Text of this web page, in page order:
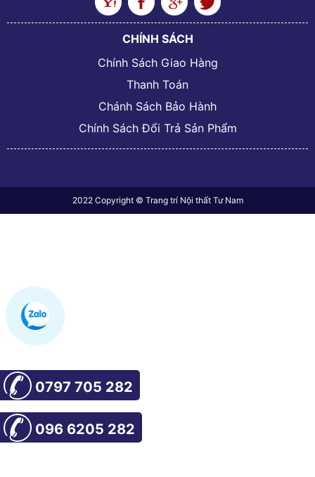
CHÍNH SÁCH
Chính Sách Giao Hàng
Thanh Toán
Chánh Sách Bảo Hành
Chính Sách Đổi Trả Sản Phẩm
2022 Copyright © Trang trí Nội thất Tư Nam
096 6205 282
0797 705 282